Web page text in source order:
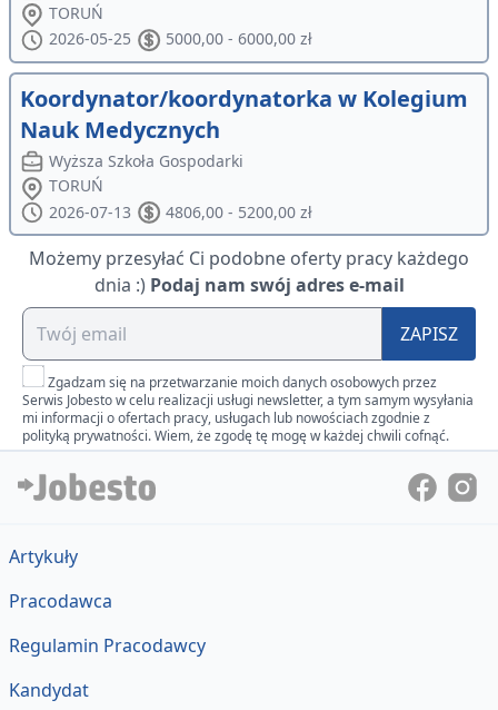
TORUŃ
2026-05-25
5000,00 - 6000,00 zł
Koordynator/koordynatorka w Kolegium
Nauk Medycznych
Wyższa Szkoła Gospodarki
TORUŃ
2026-07-13
4806,00 - 5200,00 zł
Możemy przesyłać Ci podobne oferty pracy każdego
dnia :) Podaj nam swój adres e-mail
ZAPISZ
Zgadzam się na przetwarzanie moich danych osobowych przez
Serwis Jobesto w celu realizacji usługi newsletter, a tym samym wysyłania
mi informacji o ofertach pracy, usługach lub nowościach zgodnie z
polityką prywatności. Wiem, że zgodę tę mogę w każdej chwili cofnąć.
Artykuły
Pracodawca
Regulamin Pracodawcy
Kandydat